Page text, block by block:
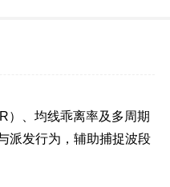
）、均线乖离率及多周期
派发行为，辅助捕捉波段